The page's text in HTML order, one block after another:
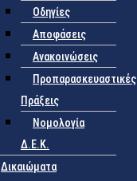
Οδηγίες
Αποφάσεις
Ανακοινώσεις
Προπαρασκευαστικές
Πράξεις
Νομολογία
Δ.Ε.Κ.
Δικαιώματα